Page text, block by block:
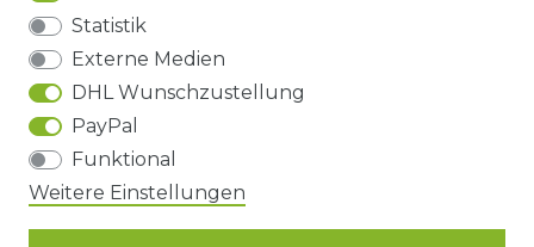
Impressum Daten­schutz­erklärung
Barrierefreiheitserklärung
Statistik
Externe Medien
DHL Wunschzustellung
PayPal
Funktional
Weitere Einstellungen